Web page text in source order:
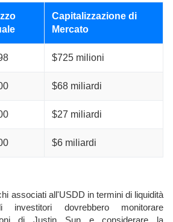
Capitalizzazione di
Mercato
$725 milioni
$68 miliardi
$27 miliardi
$6 miliardi
associati all'USDD in termini di liquidità
dovrebbero monitorare
di Justin Sun e considerare la